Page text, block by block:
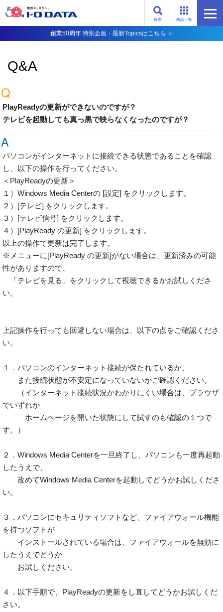
商品一覧
検索
創業50周年 特別企画・最新Topicsはこちら ＞
Q&A
PlayReadyの更新ができないのですが？
テレビを起動しても真っ黒で映らなくなったのですが？
パソコンがインターネットに接続できる状態であることを確認
し、以下の操作を行ってください。
＜PlayReadyの更新＞
１）Windows Media Centerの [設定] をクリックします。
２）[テレビ] をクリックします。
３）[テレビ信号] をクリックします。
４）[PlayReady の更新] をクリックします。
以上の操作で更新は完了します。
※メニューに[PlayReady の更新]がない場合は、更新済みの可能
性がありますので、
「テレビを見る」をクリックして視聴できるかお試しくださ
い。
上記操作を行っても回避しない場合は、以下の点をご確認くださ
い。
１．パソコンのインターネット接続が保たれているか、
また接続状態が不安定になっていないかご確認ください。
（インターネット接続状況かわかりにくい場合は、ブラウザ
でいずれか
ホームページを開いた状態にして試すのも確認の１つで
す。）
２．Windows Media Centerを一旦終了し、パソコンも一度再起動
したうえで、
改めてWindows Media Centerを起動してどうかお試しくださ
い。
３．パソコンにセキュリティソフトなど、ファイアウォール機能
を持つソフトが
インストールされている場合は、ファイアウォールを無効に
したうえでどうか
お試しください。
４．以下手順で、PlayReadyの更新をし直してどうかお試しくだ
さい。